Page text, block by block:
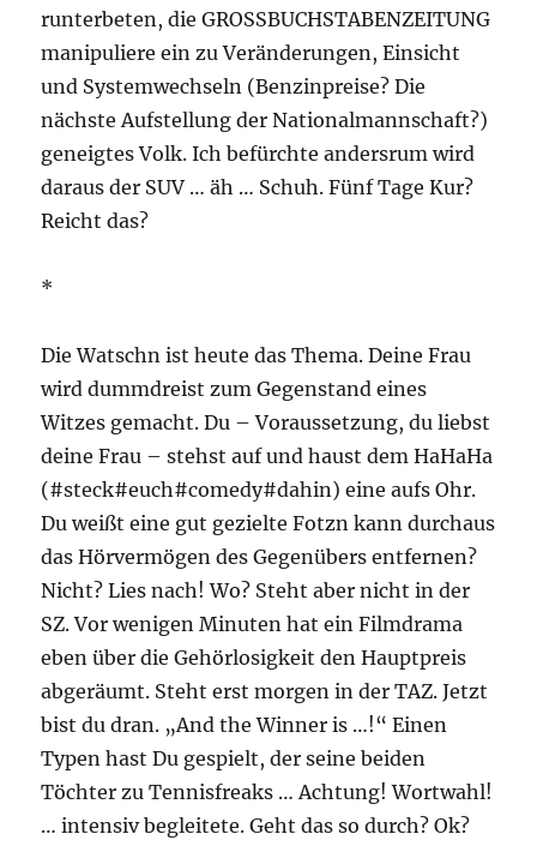
runterbeten, die GROSSBUCHSTABENZEITUNG
manipuliere ein zu Veränderungen, Einsicht
und Systemwechseln (Benzinpreise? Die
nächste Aufstellung der Nationalmannschaft?)
geneigtes Volk. Ich befürchte andersrum wird
daraus der SUV … äh … Schuh. Fünf Tage Kur?
Reicht das?
*
Die Watschn ist heute das Thema. Deine Frau
wird dummdreist zum Gegenstand eines
Witzes gemacht. Du – Voraussetzung, du liebst
deine Frau – stehst auf und haust dem HaHaHa
(#steck#euch#comedy#dahin) eine aufs Ohr.
Du weißt eine gut gezielte Fotzn kann durchaus
das Hörvermögen des Gegenübers entfernen?
Nicht? Lies nach! Wo? Steht aber nicht in der
SZ. Vor wenigen Minuten hat ein Filmdrama
eben über die Gehörlosigkeit den Hauptpreis
abgeräumt. Steht erst morgen in der TAZ. Jetzt
bist du dran. „And the Winner is …!“ Einen
Typen hast Du gespielt, der seine beiden
Töchter zu Tennisfreaks … Achtung! Wortwahl!
… intensiv begleitete. Geht das so durch? Ok?